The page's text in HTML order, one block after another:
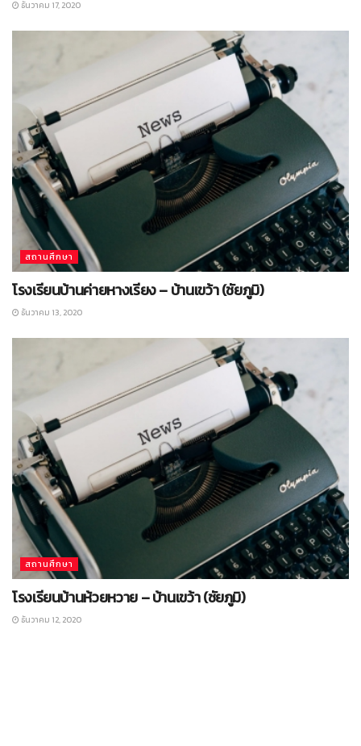
ธันวาคม 17, 2020
สถานศึกษา
โรงเรียนบ้านค่ายหางเรียง – บ้านเขว้า (ชัยภูมิ)
ธันวาคม 13, 2020
สถานศึกษา
โรงเรียนบ้านห้วยหวาย – บ้านเขว้า (ชัยภูมิ)
ธันวาคม 12, 2020